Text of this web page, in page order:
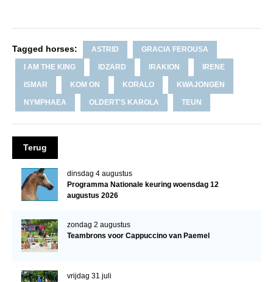
Röntgenonderzoek
WBSFH
Dekhengsten
Zoek een hengst
HENGSTEN ONLINE
AANMELDEN HENGSTENKEURING ONDER HET
ZADEL 2026
Verrichtingsonderzoek 2025-2026
Tagged horses: ASTRID GRACIA FEROUSA
I AM THE KING IDZARD IRAKION IRENE
ISMAR KOM ON KORALO KWAJONGEN
NYMPHAEA OLDERT'S KAROLA TEUN
Terug
dinsdag 4 augustus
Programma Nationale keuring woensdag 12
augustus 2026
zondag 2 augustus
Teambrons voor Cappuccino van Paemel
vrijdag 31 juli